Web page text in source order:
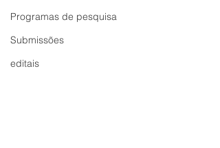
Programas de pesquisa
Submissões
editais